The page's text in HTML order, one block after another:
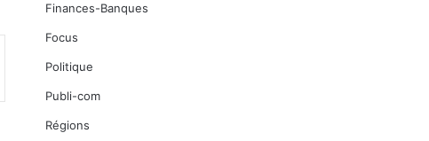
Finances-Banques
Focus
Politique
Publi-com
Régions